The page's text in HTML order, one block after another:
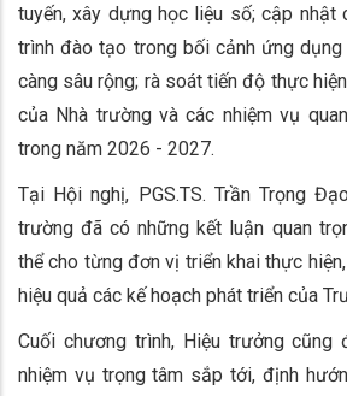
tuyến, xây dựng học liệu số; cập nhật
trình đào tạo trong bối cảnh ứng
càng sâu rộng; rà soát tiến độ thực
của Nhà trường và các nhiệm vụ
trong năm 2026 - 2027.
Tại Hội nghị, PGS.TS. Trần Trọng
trường đã có những kết luận quan
thể cho từng đơn vị triển khai thực
hiệu quả các kế hoạch phát triển của
Cuối chương trình, Hiệu trưởng cũng
nhiệm vụ trọng tâm sắp tới, định